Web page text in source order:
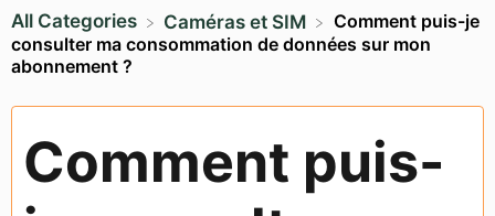
All Categories ​Caméras et SIM
Comment puis-je
consulter ma consommation de données sur mon
abonnement ?
Comment puis-